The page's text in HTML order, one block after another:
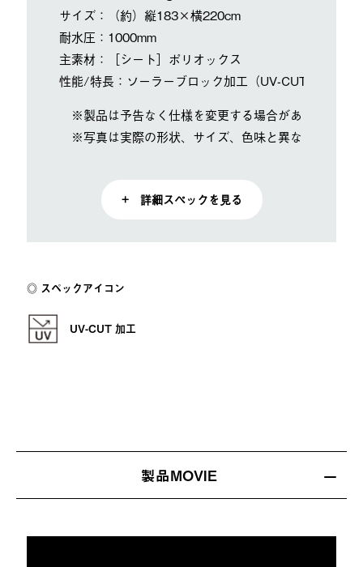
サイズ：（約）縦183×横220cm
耐水圧：1000mm
主素材：［シート］ポリオックス
性能/特長：ソーラーブロック加工（UV-CUT率99.9%
※製品は予告なく仕様を変更する場合があります。
※写真は実際の形状、サイズ、色味と異なる場合が
+ 詳細スペックを見る
スペックアイコン
UV-CUT 加工
製品MOVIE